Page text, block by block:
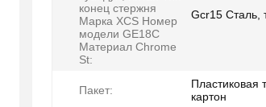
конец стержня
Марка XCS Номер
модели GE18C
Материал Chrome
St:
Gcr15 Сталь,
Пакет:
Пластиковая
картон